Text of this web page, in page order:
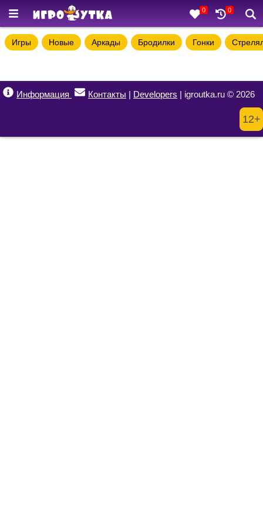
0 0
Игры Новые Аркады Бродилки Гонки
Информация Контакты | Developers | igroutka.ru © 2026
12+